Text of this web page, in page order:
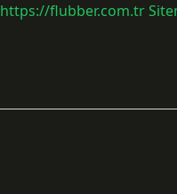
https://flubber.com.tr